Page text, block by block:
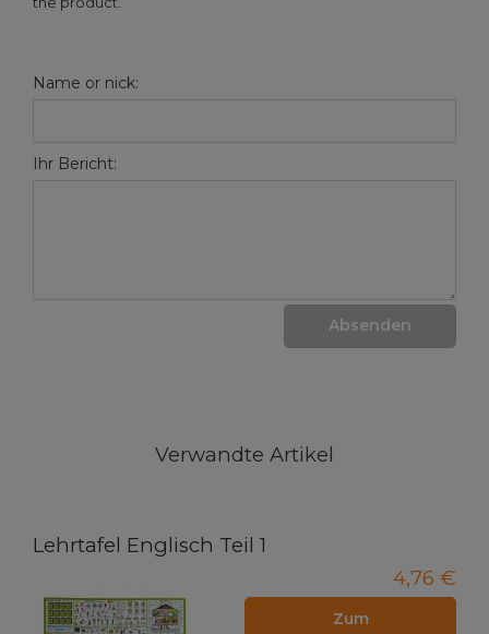
Name or nick:
Ihr Bericht:
Absenden
Verwandte Artikel
Lehrtafel Englisch Teil 1
4,76 €
Zum